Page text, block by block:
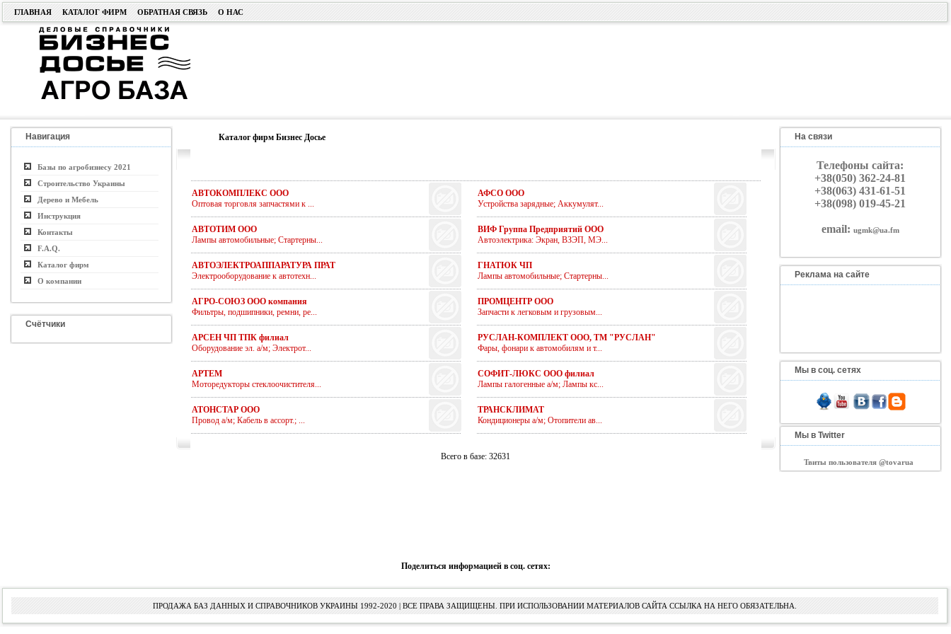
ГЛАВНАЯ КАТАЛОГ ФИРМ ОБРАТНАЯ СВЯЗЬ О НАС
Навигация
Базы по агробизнесу 2021
Строительство Украины
Дерево и Мебель
Инструкция
Контакты
F.A.Q.
Каталог фирм
О компании
Счётчики
Каталог фирм Бизнес Досье
АВТОКОМПЛЕКС ООО
Оптовая торговля запчастями к ...
АВТОТИМ ООО
Лампы автомобильные; Стартерны...
АВТОЭЛЕКТРОАППАРАТУРА ПРАТ
Электрооборудование к автотехн...
АГРО-СОЮЗ ООО компания
Фильтры, подшипники, ремни, ре...
АРСЕН ЧП ТПК филиал
Оборудование эл. а/м; Электрот...
АРТЕМ
Моторедукторы стеклоочистителя...
АТОНСТАР ООО
Провод а/м; Кабель в ассорт.; ...
АФСО ООО
Устройства зарядные; Аккумулят...
ВИФ Группа Предприятий ООО
Автоэлектрика: Экран, ВЗЭП, МЭ...
ГНАТЮК ЧП
Лампы автомобильные; Стартерны...
ПРОМЦЕНТР ООО
Запчасти к легковым и грузовым...
РУСЛАН-КОМПЛЕКТ ООО, ТМ "РУСЛАН"
Фары, фонари к автомобилям и т...
СОФИТ-ЛЮКС ООО филиал
Лампы галогенные а/м; Лампы кс...
ТРАНСКЛИМАТ
Кондиционеры а/м; Отопители ав...
Всего в базе: 32631
Поделиться информацией в соц. сетях:
На связи
Телефоны сайта:
+38(050) 362-24-81
+38(063) 431-61-51
+38(098) 019-45-21
email: ugmk@ua.fm
Реклама на сайте
Мы в соц. сетях
Мы в Twitter
Твиты пользователя @tovarua
ПРОДАЖА БАЗ ДАННЫХ И СПРАВОЧНИКОВ УКРАИНЫ 1992-2020 | ВСЕ ПРАВА ЗАЩИЩЕНЫ. ПРИ ИСПОЛЬЗОВАНИИ МАТЕРИАЛОВ САЙТА ССЫЛКА НА НЕГО ОБЯЗАТЕЛЬНА.